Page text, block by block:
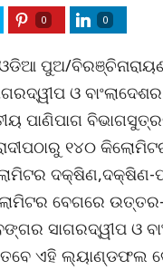
0 0
ପୁଅ/
ଓ
ପାଣିପାଗ
୧୪୦
ଦକ୍ଷିଣ,ଦକ୍ଷିଣ-
ବେଗରେ ଉତ୍ତର-
ସାଗରଦ୍ୱୀପ ଓ
ଏହି ଲ୍ୟାଣ୍ଡଫଲ